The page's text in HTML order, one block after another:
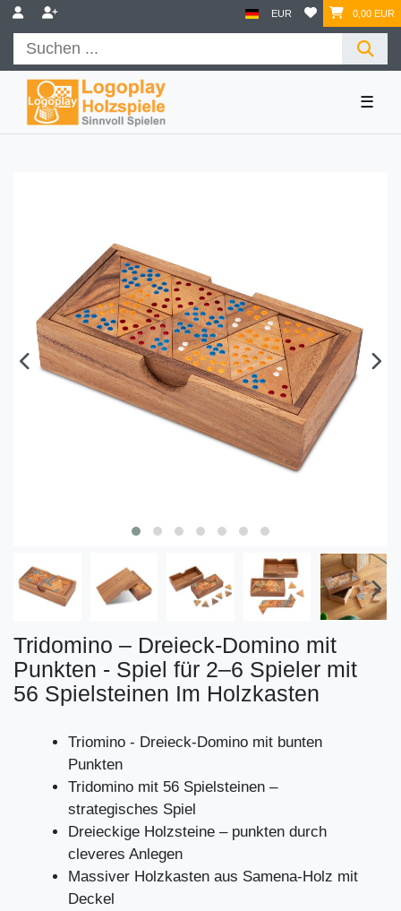
EUR 0,00 EUR
☰
Tridomino – Dreieck-Domino mit
Punkten - Spiel für 2–6 Spieler mit
56 Spielsteinen Im Holzkasten
Triomino - Dreieck-Domino mit bunten
Punkten
Tridomino mit 56 Spielsteinen –
strategisches Spiel
Dreieckige Holzsteine – punkten durch
cleveres Anlegen
Massiver Holzkasten aus Samena-Holz mit
Deckel